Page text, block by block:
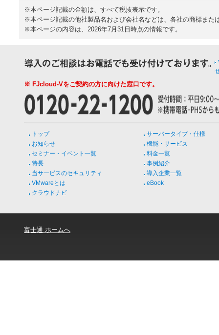
※本ページ記載の金額は、すべて税抜表示です。
※本ページ記載の他社製品名および会社名などは、各社の商標また
※本ページの内容は、2026年7月31日時点の情報です。
※ FJcloud-Vをご契約の方に向けた窓口です。
トップ
お知らせ
セミナー・イベント一覧
特長
当サービスのセキュリティ
VMwareとは
クラウドナビ
サーバータイプ・仕様
機能・サービス
料金一覧
事例紹介
導入企業一覧
eBook
富士通 ホームへ